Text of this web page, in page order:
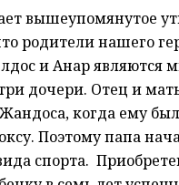
вышеупомянутое
родители нашего
и Анар являются
дочери. Отец и
когда ему
Поэтому папа
спорта.